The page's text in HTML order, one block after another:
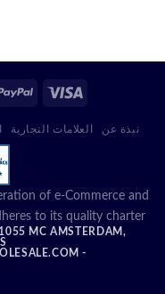
نبذة عن العلامات التجارية
of e-Commerce and
to its quality charter.
MC AMSTERDAM,
- HTTPS://REFRIGERANT-WHOLESALE.COM -